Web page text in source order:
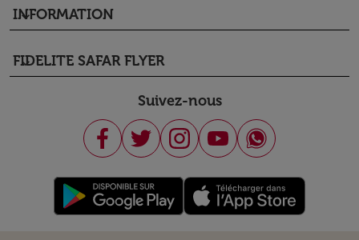
INFORMATION
keyboard_arrow_down
FIDELITE SAFAR FLYER
keyboard_arrow_down
Suivez-nous